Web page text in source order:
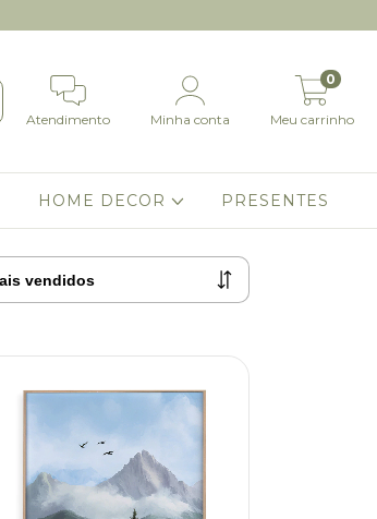
Atendimento Minha conta Meu carrinho
0
HOME DECOR PRESENTES